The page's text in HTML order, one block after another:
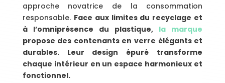
approche novatrice de la consommation
responsable. Face aux limites du recyclage et
à l’omniprésence du plastique, la marque
propose des contenants en verre élégants et
durables. Leur design épuré transforme
chaque intérieur en un espace harmonieux et
fonctionnel.